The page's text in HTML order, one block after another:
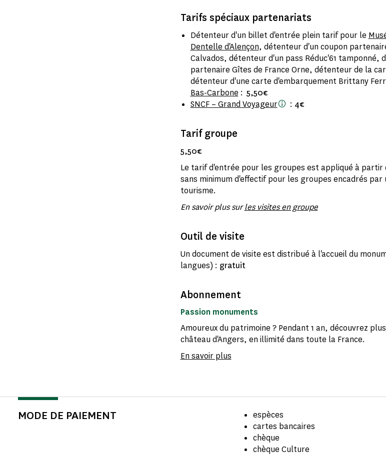
Tarifs spéciaux partenariats
Détenteur d'un billet d'entrée plein tarif pour le
Dentelle d'Alençon, détenteur d'un coupon
Calvados, détenteur d'un pass Réduc'61 tamponné,
partenaire Gîtes de France Orne, détenteur de la
détenteur d'une carte d'embarquement Brittany
Bas-Carbone : 5,50€
SNCF – Grand Voyageur
: 4€
Tarif groupe
5,50€
Le tarif d'entrée pour les groupes est appliqué à partir
sans minimum d'effectif pour les groupes encadrés par
tourisme.
En savoir plus surles visites en groupe
Outil de visite
Un document de visite est distribué à l'accueil du
langues) : gratuit
Abonnement
Passion monuments
Amoureux du patrimoine ? Pendant 1 an, découvrez
château d'Angers, en illimité dans toute la France.
En savoir plus
MODE DE PAIEMENT
espèces
cartes bancaires
chèque
chèque Culture